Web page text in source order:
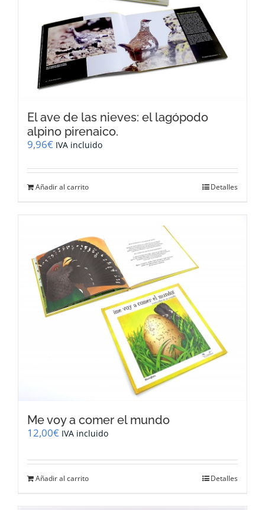
El ave de las nieves: el lagópodo
alpino pirenaico.
9,96€ IVA incluido
Añadir al carrito Detalles
Me voy a comer el mundo
12,00€ IVA incluido
Añadir al carrito Detalles